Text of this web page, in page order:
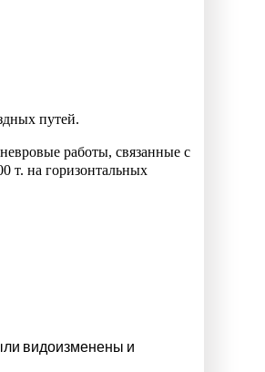
путей.
работы, связанные с
т. на горизонтальных
видоизменены и